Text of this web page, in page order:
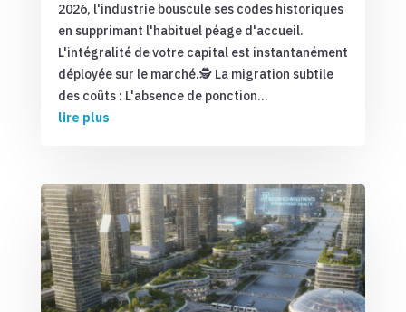
2026, l'industrie bouscule ses codes historiques
en supprimant l'habituel péage d'accueil.
L'intégralité de votre capital est instantanément
déployée sur le marché.🕵️ La migration subtile
des coûts : L'absence de ponction...
lire plus